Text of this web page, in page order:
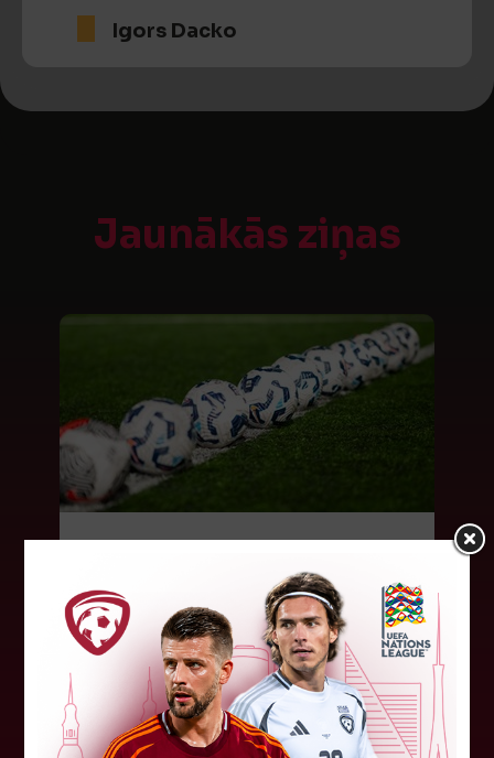
Igors Dacko
Jaunākās ziņas
LFF DK 6. augusta lēmumi
LFF Disciplinārlietu komitejas sēdes protokols
Nr. DK 26/-38 Rīgā, 2026. gada 6. augustā.
Piedalās:Komitejas locekļi: Jevgenija
Tverjanoviča-Bore, Raivis Grīnbergs...
07. augusts 2026.